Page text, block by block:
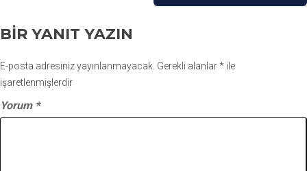
BIR YANIT YAZIN
E-posta adresiniz yayınlanmayacak. Gerekli alanlar* ile
işaretlenmişlerdir
Yorum *